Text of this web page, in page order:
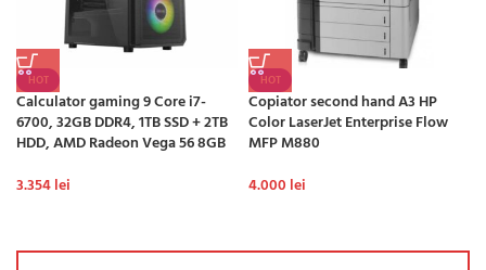
HOT
Calculator gaming 9 Core i7-
6700, 32GB DDR4, 1TB SSD + 2TB
HDD, AMD Radeon Vega 56 8GB
3.354lei
HOT
Copiator second hand A3 HP
Color LaserJet Enterprise Flow
MFP M880
4.000 lei